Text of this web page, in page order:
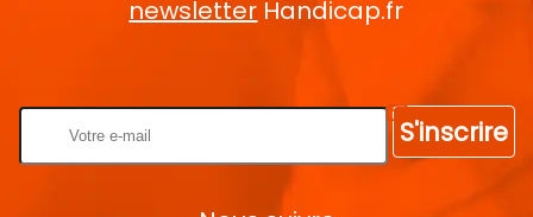
newsletter Handicap.fr
S'inscrire